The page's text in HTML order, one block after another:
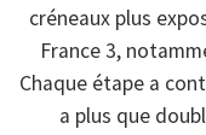
créneaux plus
France 3,
Chaque étape a
a plus que